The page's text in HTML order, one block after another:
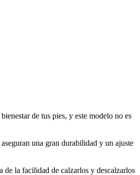
de tus pies, y este modelo no es
una gran durabilidad y un ajuste
de la facilidad de calzarlos y descalzarlos